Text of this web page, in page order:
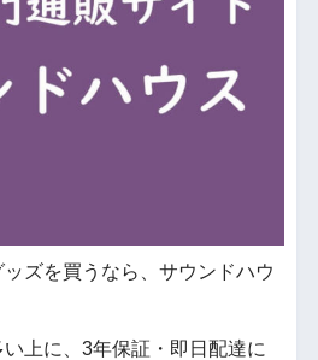
ズを買うなら、サウンドハウ
上に、3年保証・即日配達に